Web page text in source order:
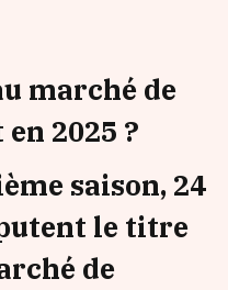
marché de
2025 ?
saison, 24
le titre
de